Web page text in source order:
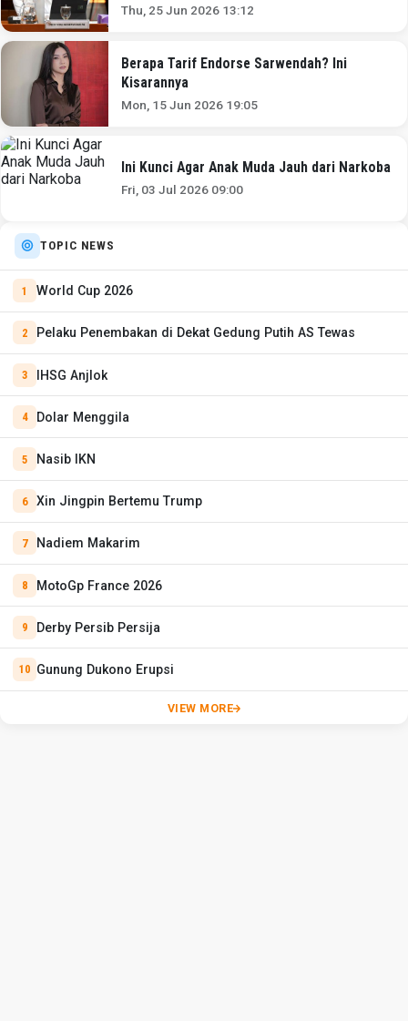
Ulu Rp80 Juta
Thu, 25 Jun 2026 13:12
Berapa Tarif Endorse Sarwendah? Ini
Kisarannya
Mon, 15 Jun 2026 19:05
Ini Kunci Agar Anak Muda Jauh dari Narkoba
Fri, 03 Jul 2026 09:00
TOPIC NEWS
World Cup 2026
Pelaku Penembakan di Dekat Gedung Putih AS Tewas
IHSG Anjlok
Dolar Menggila
Nasib IKN
Xin Jingpin Bertemu Trump
Nadiem Makarim
MotoGp France 2026
Derby Persib Persija
Gunung Dukono Erupsi
VIEW MORE